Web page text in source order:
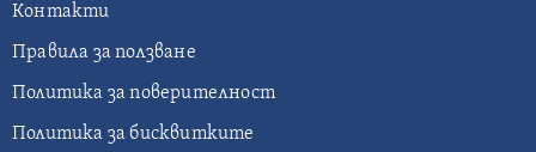
Контакти
Правила за ползване
Политика за поверителност
Политика за бисквитките